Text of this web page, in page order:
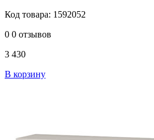
Код товара: 1592052
0 0 отзывов
3 430
В корзину